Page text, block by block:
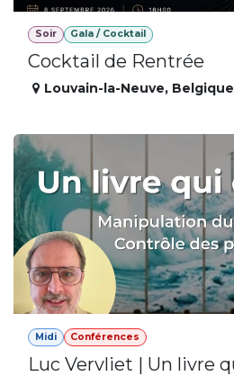
Soir Gala / Cocktail
Cocktail de Rentrée
Louvain-la-Neuve, Belgique
Midi Conférences
Luc Vervliet | Un livre